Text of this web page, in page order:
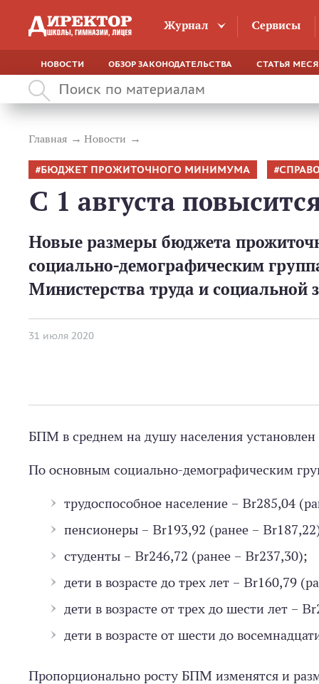
Журнал Сервисы
НОВОСТИ ОБЗОР ЗАКОНОДАТЕЛЬСТВА СТАТЬЯ
Главная Новости
БЮДЖЕТ ПРОЖИТОЧНОГО МИНИМУМА
С 1 августа
Новые размеры бюджета
социально-демографическим
Министерства труда и
31 июля 2020
БПМ в среднем на душу населения
По основным социально-демографическим
трудоспособное население – Br285,04
пенсионеры – Br193,92 (ранее –
студенты – Br246,72 (ранее – Br237,30);
дети в возрасте до трех лет – Br160,79
дети в возрасте от трех до шести лет –
дети в возрасте от шести до
Пропорционально росту БПМ изменятся и